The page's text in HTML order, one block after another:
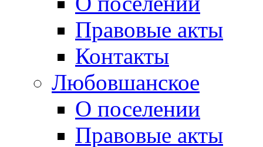
Правовые акты
Контакты
Любовшанское
О поселении
Правовые акты